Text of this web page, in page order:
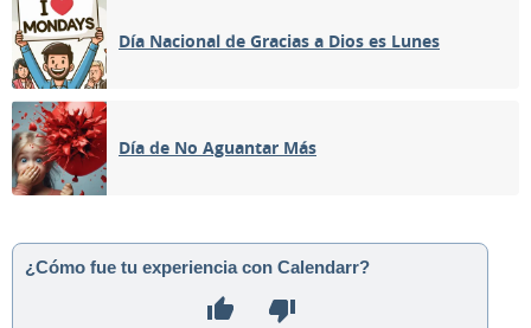
Día Nacional de Gracias a Dios es Lunes
Día de No Aguantar Más
¿Cómo fue tu experiencia con Calendarr?